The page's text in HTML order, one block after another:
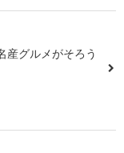
産グルメがそろう